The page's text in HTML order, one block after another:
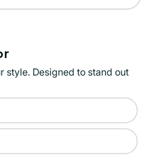
style. Designed to stand out